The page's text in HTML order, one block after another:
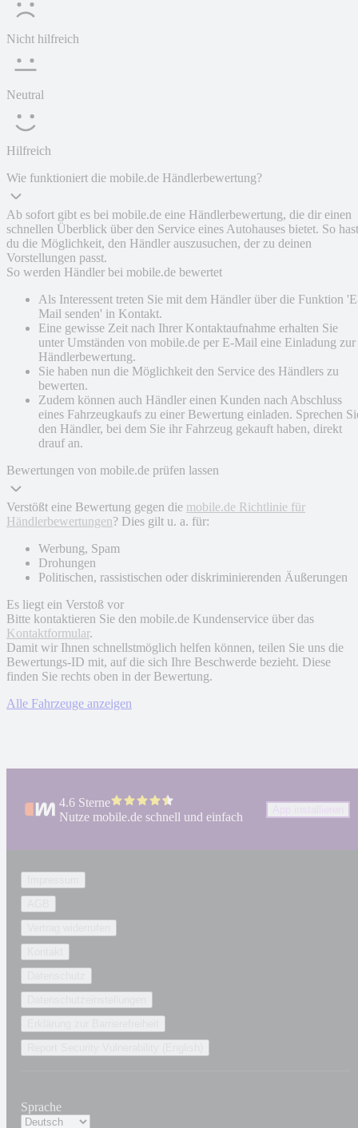
Nicht hilfreich
Neutral
Hilfreich
Wie funktioniert die mobile.de Händlerbewertung?
Ab sofort gibt es bei mobile.de eine Händlerbewertung, die dir einen
schnellen Überblick über den Service eines Autohauses bietet. So hast
du die Möglichkeit, den Händler auszusuchen, der zu deinen
Vorstellungen passt.
So werden Händler bei mobile.de bewertet
Als Interessent treten Sie mit dem Händler über die Funktion
Mail senden' in Kontakt.
Eine gewisse Zeit nach Ihrer Kontaktaufnahme erhalten Sie
unter Umständen von mobile.de per E-Mail eine Einladung zur
Händlerbewertung.
Sie haben nun die Möglichkeit den Service des Händlers zu
bewerten.
Zudem können auch Händler einen Kunden nach Abschluss
eines Fahrzeugkaufs zu einer Bewertung einladen. Sprechen
den Händler, bei dem Sie ihr Fahrzeug gekauft haben, direkt
drauf an.
Bewertungen von mobile.de prüfen lassen
Verstößt eine Bewertung gegen die mobile.de Richtlinie für
Händlerbewertungen? Dies gilt u. a. für:
Werbung, Spam
Drohungen
Politischen, rassistischen oder diskriminierenden Äußerungen
Es liegt ein Verstoß vor
Bitte kontaktieren Sie den mobile.de Kundenservice über das
Kontaktformular.
Damit wir Ihnen schnellstmöglich helfen können, teilen Sie uns die
Bewertungs-ID mit, auf die sich Ihre Beschwerde bezieht. Diese
finden Sie rechts oben in der Bewertung.
Alle Fahrzeuge anzeigen
4.6 Sterne
Nutze mobile.de schnell und einfach
Sprache